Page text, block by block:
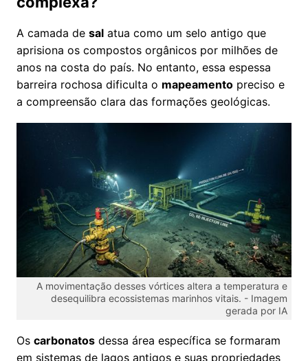
A camada de sal atua como um selo antigo que
aprisiona os compostos orgânicos por milhões de
anos na costa do país. No entanto, essa espessa
barreira rochosa dificulta o mapeamento preciso e
a compreensão clara das formações geológicas.
A movimentação desses vórtices altera a temperatura e
desequilibra ecossistemas marinhos vitais. - Imagem
gerada por IA
Os carbonatos dessa área específica se formaram
em sistemas de lagos antigos e suas propriedades